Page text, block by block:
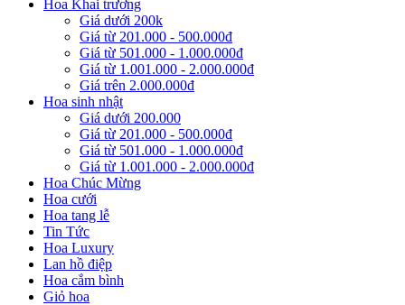
Hoa Khai trương
Giá dưới 200k
Giá từ 201.000 - 500.000đ
Giá từ 501.000 - 1.000.000đ
Giá từ 1.001.000 - 2.000.000đ
Giá trên 2.000.000đ
Hoa sinh nhật
Giá dưới 200.000
Giá từ 201.000 - 500.000đ
Giá từ 501.000 - 1.000.000đ
Giá từ 1.001.000 - 2.000.000đ
Hoa Chúc Mừng
Hoa cưới
Hoa tang lễ
Tin Tức
Hoa Luxury
Lan hồ điệp
Hoa cắm bình
Giỏ hoa